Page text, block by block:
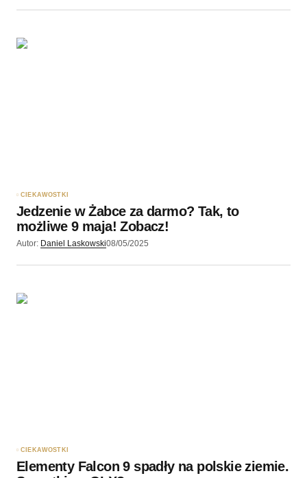
CIEKAWOSTKI
Jedzenie w Żabce za darmo? Tak, to
możliwe 9 maja! Zobacz!
Autor: Daniel Laskowski08/05/2025
CIEKAWOSTKI
Elementy Falcon 9 spadły na polskie ziemie.